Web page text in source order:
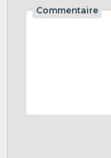
Commentaire